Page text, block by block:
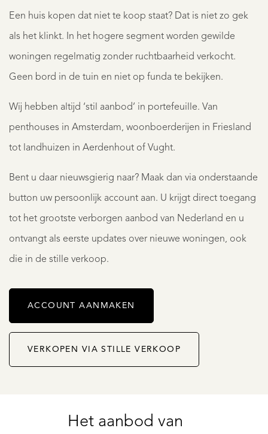
Een huis kopen dat niet te koop staat? Dat is niet zo gek
als het klinkt. In het hogere segment worden gewilde
woningen regelmatig zonder ruchtbaarheid verkocht.
Geen bord in de tuin en niet op funda te bekijken.
Wij hebben altijd ‘stil aanbod’ in portefeuille. Van
penthouses in Amsterdam, woonboerderijen in Friesland
tot landhuizen in Aerdenhout of Vught.
Bent u daar nieuwsgierig naar? Maak dan via onderstaande
button uw persoonlijk account aan. U krijgt direct toegang
tot het grootste verborgen aanbod van Nederland en u
ontvangt als eerste updates over nieuwe woningen, ook
die in de stille verkoop.
ACCOUNT AANMAKEN
VERKOPEN VIA STILLE VERKOOP
Het aanbod van